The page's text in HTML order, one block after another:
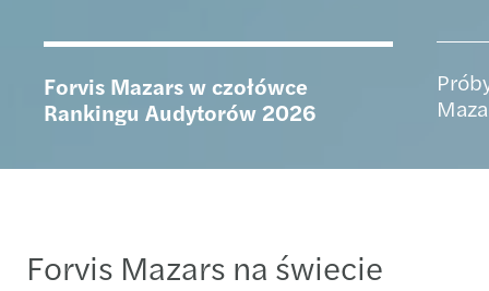
Forvis Mazars w czołówce
Rankingu Audytorów 2026
Forvis Mazars na świecie